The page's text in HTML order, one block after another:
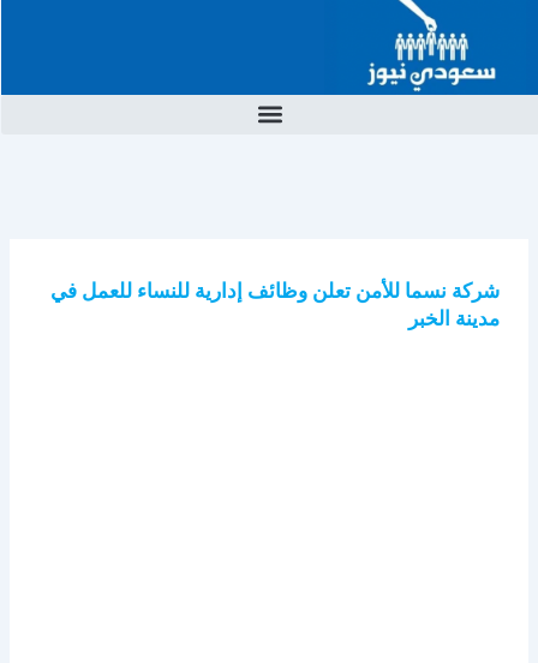
المحتوى
شركة نسما للأمن تعلن وظائف إدارية للنساء للعمل في
مدينة الخبر